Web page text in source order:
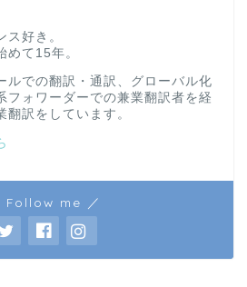
ス好き。
めて15年。
ルでの翻訳・通訳、グローバル化
フォワーダーでの兼業翻訳者を経
翻訳をしています。
Follow me ／